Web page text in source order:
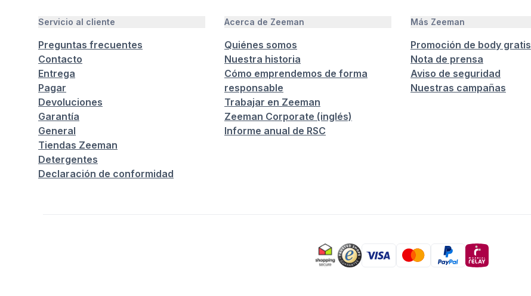
Servicio al cliente
Preguntas frecuentes
Contacto
Entrega
Pagar
Devoluciones
Garantía
General
Tiendas Zeeman
Detergentes
Declaración de conformidad
Acerca de Zeeman
Quiénes somos
Nuestra historia
Cómo emprendemos de forma
responsable
Trabajar en Zeeman
Zeeman Corporate (inglés)
Informe anual de RSC
Más Zeeman
Promoción de body gratis
Nota de prensa
Aviso de seguridad
Nuestras campañas